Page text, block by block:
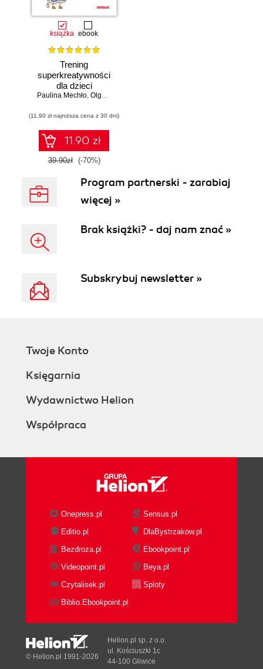
książka ebook
Trening
superkreatywności
dla dzieci
Paulina Mechło, Olga Geppert
(11,90 zł najniższa cena z 30 dni)
11.90 zł
39.90zł (-70%)
Program partnerski - zarabiaj
więcej »
Brak książki? - daj nam znać »
Subskrybuj newsletter »
Twoje Konto
Księgarnia
Wydawnictwo Helion
Współpraca
Onepress.pl
Sensus.pl
Editio.pl
DlaBystrzakow.pl
Bezdroza.pl
Ebookpoint.pl
Videopoint.pl
Beya.pl
Czytalisek.pl
Sploty
Biblio.Ebookpoint.pl
© Helion.pl 1991-2026
Helion.pl sp. z o.o.
ul. Kościuszki 1c
44-100 Gliwice